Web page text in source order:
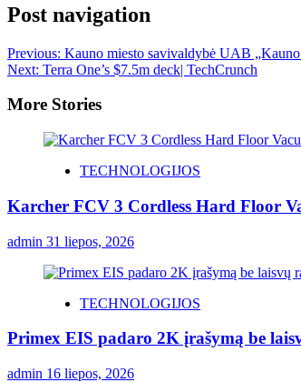
Post navigation
Previous: Kauno miesto savivaldybė UAB
Next: Terra One’s $7.5m deck| TechCrunch
More Stories
TECHNOLOGIJOS
Karcher FCV 3 Cordless Hard Floor
admin 31 liepos, 2026
TECHNOLOGIJOS
Primex EIS padaro 2K įrašymą be
admin 16 liepos, 2026